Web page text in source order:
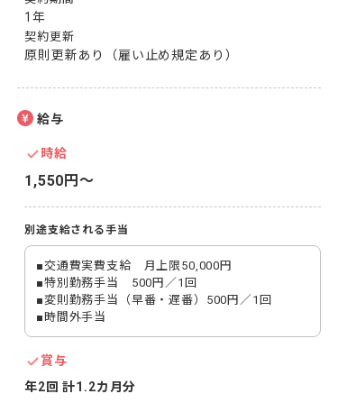
1年
契約更新
原則更新あり（雇い止め規定あり）
給与
時給
1,550円〜
別途支給される手当
■交通費実費支給　月上限50,000円
■特別勤務手当　500円／1回
■変則勤務手当（早番・遅番）500円／1回
■時間外手当
賞与
年2回 計1.2カ月分